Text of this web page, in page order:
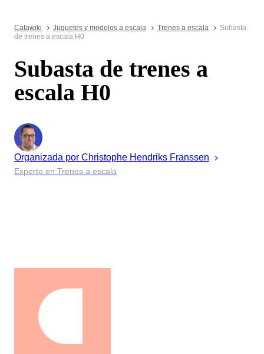
Catawiki Juguetes y modelos a escala Trenes a escala
Subasta
de trenes a escala H0
Subasta de trenes a
escala H0
Organizada por Christophe Hendriks Franssen
Experto en Trenes a escala